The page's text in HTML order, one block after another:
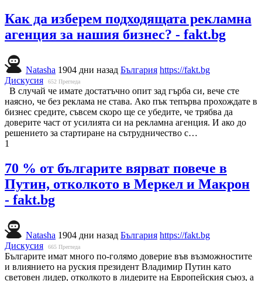
Как да изберем подходящата рекламна
агенция за нашия бизнес? - fakt.bg
Natasha 1904 дни назад България https://fakt.bg
Дискусия
652 Прегледа
В случай че имате достатъчно опит зад гърба си, вече сте
наясно, че без реклама не става. Ако пък тепърва прохождате в
бизнес средите, съвсем скоро ще се убедите, че трябва да
доверите част от усилията си на рекламна агенция. И ако до
решението за стартиране на сътрудничество с…
1
70 % от българите вярват повече в
Путин, отколкото в Меркел и Макрон
- fakt.bg
Natasha 1904 дни назад България https://fakt.bg
Дискусия
665 Прегледа
Българите имат много по-голямо доверие във възможностите
и влиянието на руския президент Владимир Путин като
световен лидер, отколкото в лидерите на Европейския съюз, а